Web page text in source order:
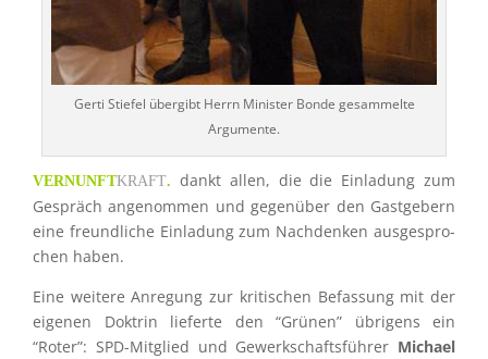
Gerti Stiefel übergibt Herrn Minis­ter Bonde gesam­melte
Argumente.
VERNUNFTKRAFT. dankt allen, die die Einla­dung zum
Gespräch angenom­men und gegen­über den Gastge­bern
eine freund­li­che Einla­dung zum Nachden­ken ausge­spro­
chen haben.
Eine weitere Anregung zur kriti­schen Befas­sung mit der
eigenen Doktrin lieferte den “Grünen” übrigens ein
“Roter”: SPD-Mitglied und Gewerk­schafts­füh­rer Michael